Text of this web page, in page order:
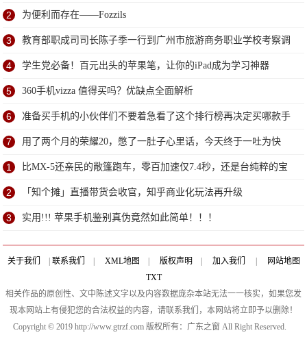
2 为便利而存在——Fozzils
3 教育部职成司司长陈子季一行到广州市旅游商务职业学校考察调
研
4 学生党必备！百元出头的苹果笔，让你的iPad成为学习神器
5 360手机vizza 值得买吗？优缺点全面解析
6 准备买手机的小伙伴们不要着急看了这个排行榜再决定买哪款手
机吧
7 用了两个月的荣耀20，憋了一肚子心里话，今天终于一吐为快
1 比MX-5还亲民的敞篷跑车，零百加速仅7.4秒，还是台纯粹的宝
马
2 「知个摊」直播带货会收官，知乎商业化玩法再升级
3 实用!!! 苹果手机鉴别真伪竟然如此简单！！！
关于我们 联系我们 XML地图 版权声明 加入我们
网站地图
TXT
相关作品的原创性、文中陈述文字以及内容数据庞杂本站无法一一核实，如果您发
现本网站上有侵犯您的合法权益的内容，请联系我们，本网站将立即予以删除！
Copyright © 2019 http://www.gtrzf.com 版权所有：广东之窗 All Right Reserved.